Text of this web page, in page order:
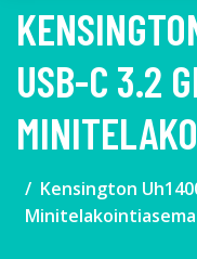
USB-C 3.2
Kensington
Minitelakointiasema